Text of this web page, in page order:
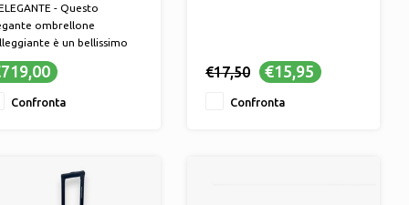
- Questo
ombrellone
è un bellissimo
per il tuo giardino
poliestere da 25
Confronta
€17,50 €15,95
Confronta